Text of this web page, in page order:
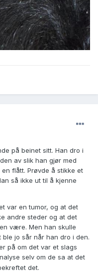
på beinet sitt. Han dro i
av slik han gjør med
flått. Prøvde å stikke et
så ikke ut til å kjenne
var en tumor, og at det
andre steder og at det
være. Men han skulle
jo sår når han dro i den.
på om det var et slags
selv om de sa at det
det.